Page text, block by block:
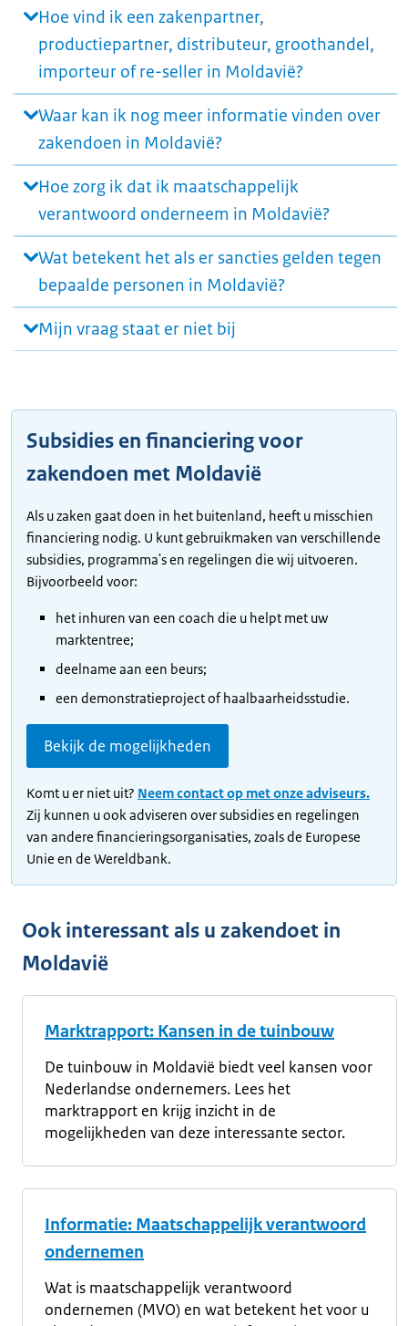
Hoe vind ik een zakenpartner,
productiepartner, distributeur, groothandel,
importeur of re-seller in Moldavië?
Waar kan ik nog meer informatie vinden over
zakendoen in Moldavië?
Hoe zorg ik dat ik maatschappelijk
verantwoord onderneem in Moldavië?
Wat betekent het als er sancties gelden tegen
bepaalde personen in Moldavië?
Mijn vraag staat er niet bij
Subsidies en financiering voor
zakendoen met Moldavië
Als u zaken gaat doen in het buitenland, heeft u misschien
financiering nodig. U kunt gebruikmaken van verschillende
subsidies, programma's en regelingen die wij uitvoeren.
Bijvoorbeeld voor:
het inhuren van een coach die u helpt met uw
marktentree;
deelname aan een beurs;
een demonstratieproject of haalbaarheidsstudie.
Bekijk de mogelijkheden
Komt u er niet uit? Neem contact op met onze adviseurs.
Zij kunnen u ook adviseren over subsidies en regelingen
van andere financieringsorganisaties, zoals de Europese
Unie en de Wereldbank.
Ook interessant als u zakendoet in
Moldavië
Marktrapport: Kansen in de tuinbouw
De tuinbouw in Moldavië biedt veel kansen voor
Nederlandse ondernemers. Lees het
marktrapport en krijg inzicht in de
mogelijkheden van deze interessante sector.
Informatie: Maatschappelijk verantwoord
ondernemen
Wat is maatschappelijk verantwoord
ondernemen (MVO) en wat betekent het voor u